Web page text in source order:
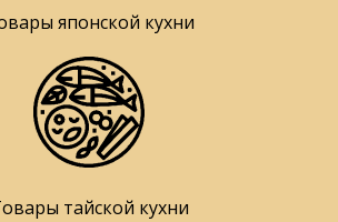
японской кухни
тайской кухни